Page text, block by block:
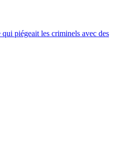
piégeait les criminels avec des